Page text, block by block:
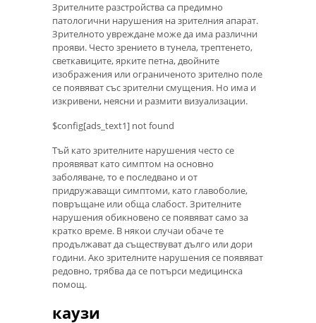
Зрителните разстройства са предимно
патологични нарушения на зрителния апарат.
Зрителното увреждане може да има различни
прояви. Често зрението в тунела, трептенето,
светкавиците, ярките петна, двойните
изображения или ограниченото зрително поле
се появяват със зрителни смущения. Но има и
изкривени, неясни и размити визуализации.
$config[ads_text1] not found
Тъй като зрителните нарушения често се
проявяват като симптом на основно
заболяване, то е последвано и от
придружаващи симптоми, като главоболие,
повръщане или обща слабост. Зрителните
нарушения обикновено се появяват само за
кратко време. В някои случаи обаче те
продължават да съществуват дълго или дори
години. Ако зрителните нарушения се появяват
редовно, трябва да се потърси медицинска
помощ.
каузи